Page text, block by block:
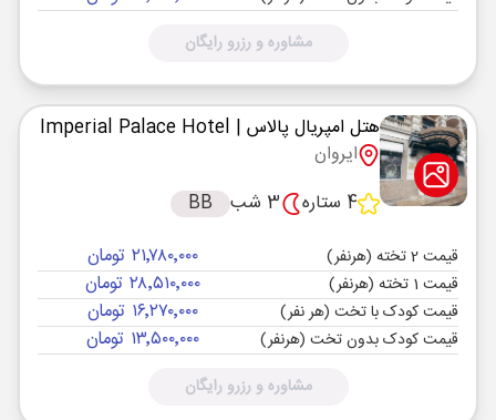
مشاوره و رزرو رایگان
هتل امپریال پالاس | Imperial Palace Hotel
ایروان
4 ستاره
3 شب BB
قیمت 2 تخته (هرنفر) ۲۱٬۷۸۰٬۰۰۰ تومان
قیمت 1 تخته (هرنفر) ۲۸٬۵۱۰٬۰۰۰ تومان
قیمت کودک با تخت (هر نفر) ۱۶٬۲۷۰٬۰۰۰ تومان
قیمت کودک بدون تخت (هرنفر) ۱۳٬۵۰۰٬۰۰۰ تومان
مشاوره و رزرو رایگان